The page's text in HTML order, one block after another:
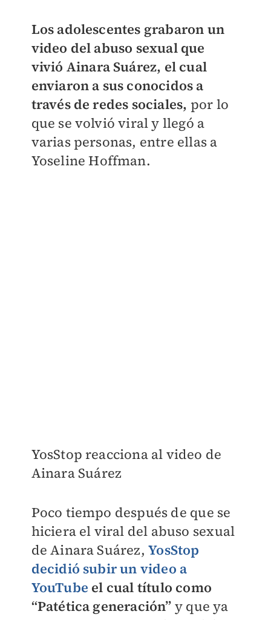
Los adolescentes grabaron un
video del abuso sexual que
vivió Ainara Suárez, el cual
enviaron a sus conocidos a
través de redes sociales, por lo
que se volvió viral y llegó a
varias personas, entre ellas a
Yoseline Hoffman.
YosStop reacciona al video de
Ainara Suárez
Poco tiempo después de que se
hiciera el viral del abuso sexual
de Ainara Suárez,YosStop
decidió subir un video a
YouTube el cual título como
“Patética generación” y que ya